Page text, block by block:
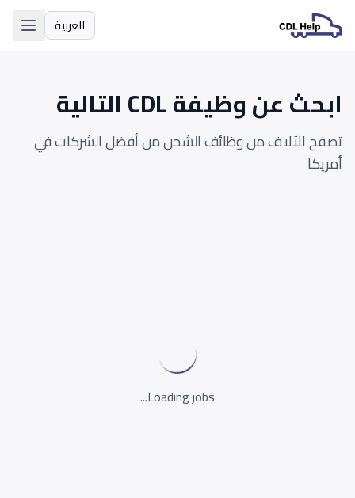
العربية
اللغة
ابحث عن وظيفة CDL التالية
تصفح الآلاف من وظائف الشحن من أفضل الشركات في
أمريكا
Loading jobs...